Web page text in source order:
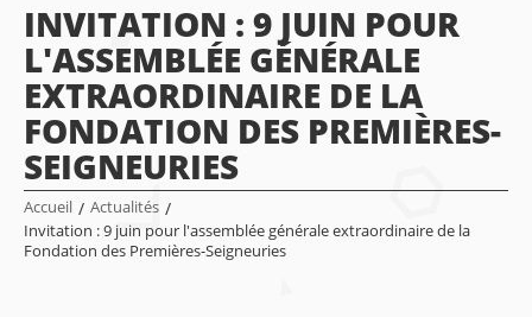
INVITATION : 9 JUIN POUR
L'ASSEMBLÉE GÉNÉRALE
EXTRAORDINAIRE DE LA
FONDATION DES PREMIÈRES-
SEIGNEURIES
Accueil / Actualités /
Invitation : 9 juin pour l'assemblée générale extraordinaire de la
Fondation des Premières-Seigneuries